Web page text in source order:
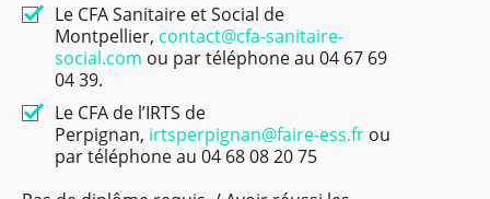
Le CFA Sanitaire et Social de
Montpellier, contact@cfa-sanitaire-
social.com ou par téléphone au 04 67 69
04 39.
Le CFA de l’IRTS de
Perpignan, irtsperpignan@faire-ess.fr ou
par téléphone au 04 68 08 20 75